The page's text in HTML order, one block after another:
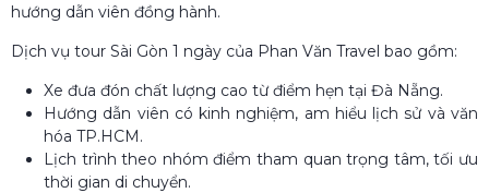
hướng dẫn viên đồng hành.
Dịch vụ tour Sài Gòn 1 ngày của Phan Văn Travel bao gồm:
Xe đưa đón chất lượng cao từ điểm hẹn tại Đà Nẵng.
Hướng dẫn viên có kinh nghiệm, am hiểu lịch sử và văn
hóa TP.HCM.
Lịch trình theo nhóm điểm tham quan trọng tâm, tối ưu
thời gian di chuyển.